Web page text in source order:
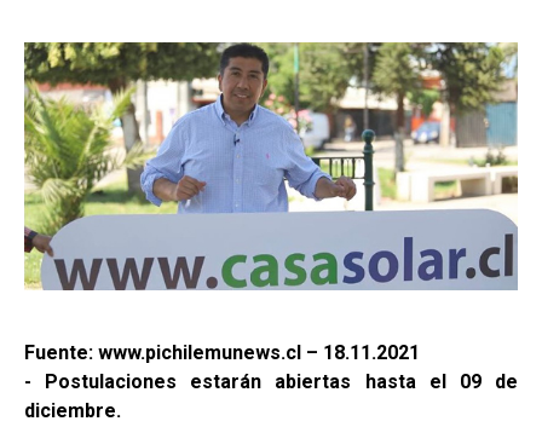
Fuente: www.pichilemunews.cl – 18.11.2021
- Postulaciones estarán abiertas hasta el 09 de
diciembre.